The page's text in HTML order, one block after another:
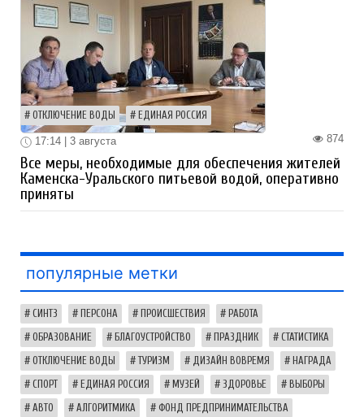
ОТКЛЮЧЕНИЕ ВОДЫ ЕДИНАЯ РОССИЯ
874
17:14 | 3 августа
Все меры, необходимые для обеспечения жителей
Каменска-Уральского питьевой водой, оперативно
приняты
популярные метки
СИНТЗ ПЕРСОНА ПРОИСШЕСТВИЯ РАБОТА
ОБРАЗОВАНИЕ БЛАГОУСТРОЙСТВО ПРАЗДНИК СТАТИСТИКА
ОТКЛЮЧЕНИЕ ВОДЫ ТУРИЗМ ДИЗАЙН ВОВРЕМЯ НАГРАДА
СПОРТ ЕДИНАЯ РОССИЯ МУЗЕЙ ЗДОРОВЬЕ ВЫБОРЫ
АВТО АЛГОРИТМИКА ФОНД ПРЕДПРИНИМАТЕЛЬСТВА